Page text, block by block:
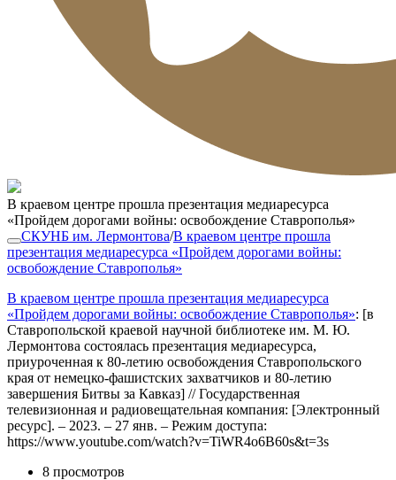
В краевом центре прошла презентация медиаресурса
«Пройдем дорогами войны: освобождение Ставрополья»
СКУНБ им. Лермонтова/В краевом центре прошла
презентация медиаресурса «Пройдем дорогами войны:
освобождение Ставрополья»
В краевом центре прошла презентация медиаресурса
«Пройдем дорогами войны: освобождение Ставрополья»: [в
Ставропольской краевой научной библиотеке им. М. Ю.
Лермонтова состоялась презентация медиаресурса,
приуроченная к 80-летию освобождения Ставропольского
края от немецко-фашистских захватчиков и 80-летию
завершения Битвы за Кавказ] // Государственная
телевизионная и радиовещательная компания: [Электронный
ресурс]. – 2023. – 27 янв. – Режим доступа:
https://www.youtube.com/watch?v=TiWR4o6B60s&t=3s
8 просмотров